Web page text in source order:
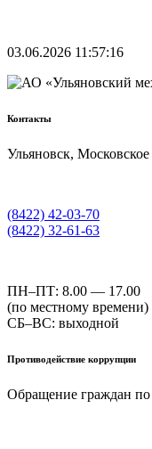
03.06.2026 11:57:16
Контакты
Ульяновск,
(8422) 42-03-70
(8422) 32-61-63
ПН–ПТ: 8.00 — 17.00
(по местному
СБ–ВС: выходной
Противодействие коррупции
Обращение граждан